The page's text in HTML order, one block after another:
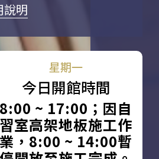
說明
星期一
今日開館時間
8:00 ~ 17:00；因自
習室高架地板施工作
業，8:00 ~ 14:00暫